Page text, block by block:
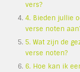
vers?
4. Bieden jullie
verse noten
5. Wat zijn de
verse noten?
6. Hoe kan ik